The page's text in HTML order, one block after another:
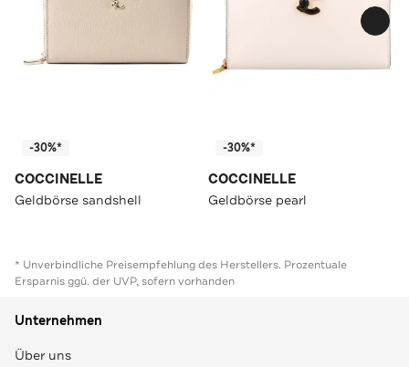
-30%*
COCCINELLE
Geldbörse sandshell
-30%*
COCCINELLE
Geldbörse pearl
* Unverbindliche Preisempfehlung des Herstellers. Prozentuale
Ersparnis ggü. der UVP, sofern vorhanden
Unternehmen
Über uns